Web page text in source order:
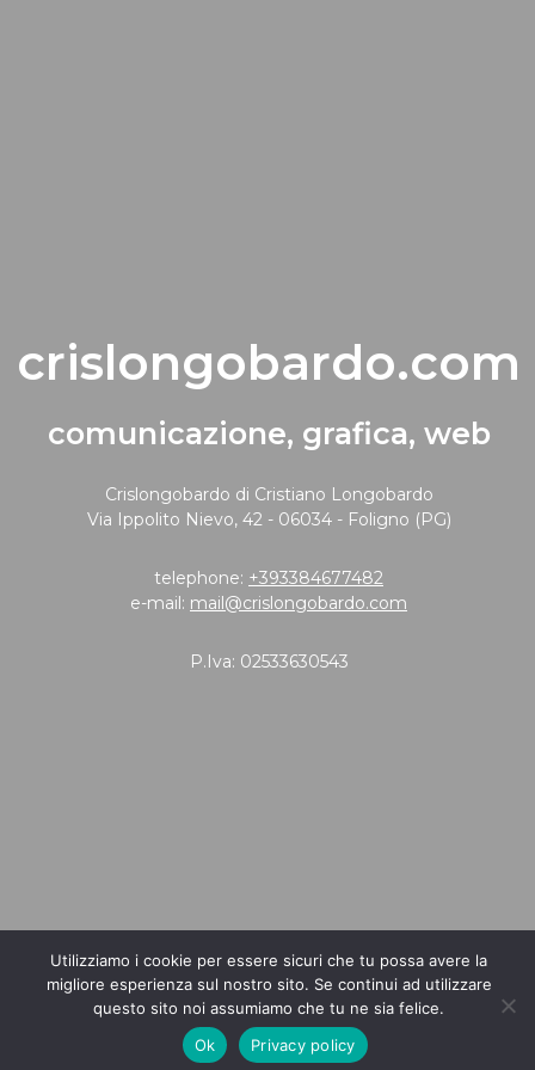
crislongobardo.com
comunicazione, grafica, web
Crislongobardo di Cristiano Longobardo
Via Ippolito Nievo, 42 - 06034 - Foligno (PG)
telephone: +393384677482
e-mail: mail@crislongobardo.com
P.Iva: 02533630543
Utilizziamo i cookie per essere sicuri che tu possa avere la
migliore esperienza sul nostro sito. Se continui ad utilizzare
questo sito noi assumiamo che tu ne sia felice.
Ok
Privacy policy